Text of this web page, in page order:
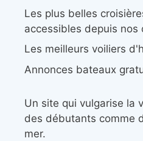
Les plus belles
accessibles depuis nos
Les meilleurs voiliers
Annonces bateaux
Un site qui vulgarise la
des débutants comme
mer.